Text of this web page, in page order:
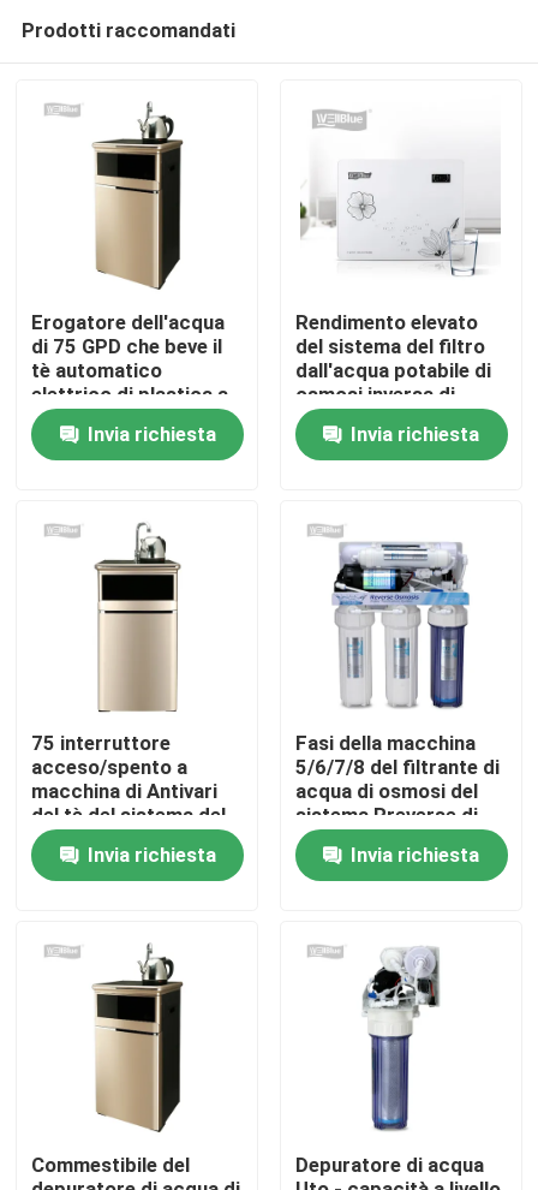
Chi siamo
Prodotti
Caraffa per l'acqua alcalina
Caraffa per l'acqua classica
Caraffa per l'acqua di Maxtra
bottiglia di acqua alcalina
Cartuccia di filtro alcalina dall'acqua
cartucce di filtro classiche dall'acqua
Prodotti raccomandati
Erogatore dell'acqua
di 75 GPD che beve il
tè automatico
elettrico di plastica a
macchina Antivari del
rubinettoInvia richiesta
Rendimento elevato
del sistema del filtro
dall'acqua potabile di
osmosi inversa di
WellBlue
Invia richiesta
75 interruttore
acceso/spento a
macchina di Antivari
del tè del sistema del
filtro da acqua di
osmosi inversa della
fase di GPD 5
Invia richiesta
Fasi della macchina
5/6/7/8 del filtrante di
acqua di osmosi del
sistema Rreverse di
depurazione delle
acque Invia richiesta
Commestibile del
Depuratore di acqua